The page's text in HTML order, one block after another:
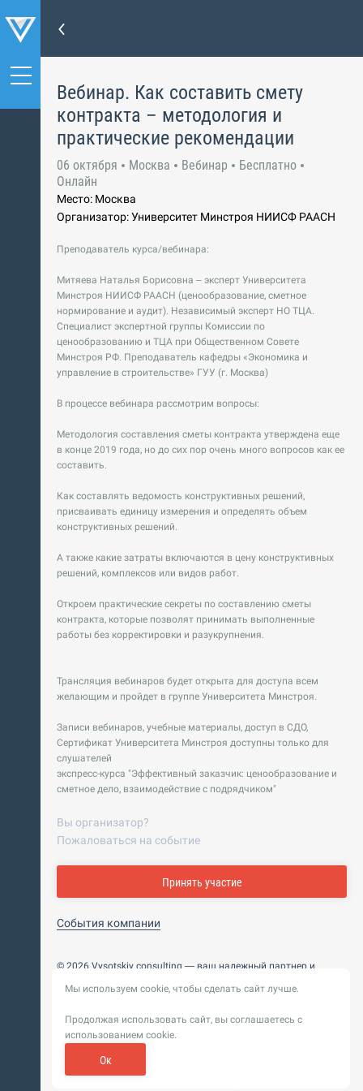
Вебинар. Как составить смету
контракта – методология и
практические рекомендации
06 октября Москва Вебинар
Бесплатно
Онлайн
Место: Москва
Организатор: Университет Минстроя НИИСФ РААСН
Преподаватель курса/вебинара:
Митяева Наталья Борисовна – эксперт Университета
Минстроя НИИСФ РААСН (ценообразование, сметное
нормирование и аудит). Независимый эксперт НО ТЦА.
Специалист экспертной группы Комиссии по
ценообразованию и ТЦА при Общественном Совете
Минстроя РФ. Преподаватель кафедры «Экономика и
управление в строительстве» ГУУ (г. Москва)
В процессе вебинара рассмотрим вопросы:
Методология составления сметы контракта утверждена еще
в конце 2019 года, но до сих пор очень много вопросов как ее
составить.
Как составлять ведомость конструктивных решений,
присваивать единицу измерения и определять объем
конструктивных решений.
А также какие затраты включаются в цену конструктивных
решений, комплексов или видов работ.
Откроем практические секреты по составлению сметы
контракта, которые позволят принимать выполненные
работы без корректировки и разукрупнения.
Трансляция вебинаров будет открыта для доступа всем
желающим и пройдет в группе Университета Минстроя.
Записи вебинаров, учебные материалы, доступ в СДО,
Сертификат Университета Минстроя доступны только для
слушателей
экспресс-курса "Эффективный заказчик: ценообразование и
сметное дело, взаимодействие с подрядчиком"
Вы организатор?
Пожаловаться на событие
Принять участие
События компании
© 2026 Vysotskiy consulting — ваш надежный партнер и
Цифровизация, BIM, ИИ. Внедряем и оптимизируем
Пользовательское
соглашение
Политика обработки персональных
данных
Разработка сайта —
Мы используем cookie, чтобы сделать сайт лучше.
Продолжая использовать сайт, вы соглашаетесь с
использованием cookie.
Ок